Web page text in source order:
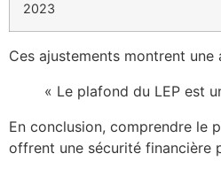
2023
Ces ajustements montrent
« Le plafond du LEP est
En conclusion, comprendre le
offrent une sécurité financière